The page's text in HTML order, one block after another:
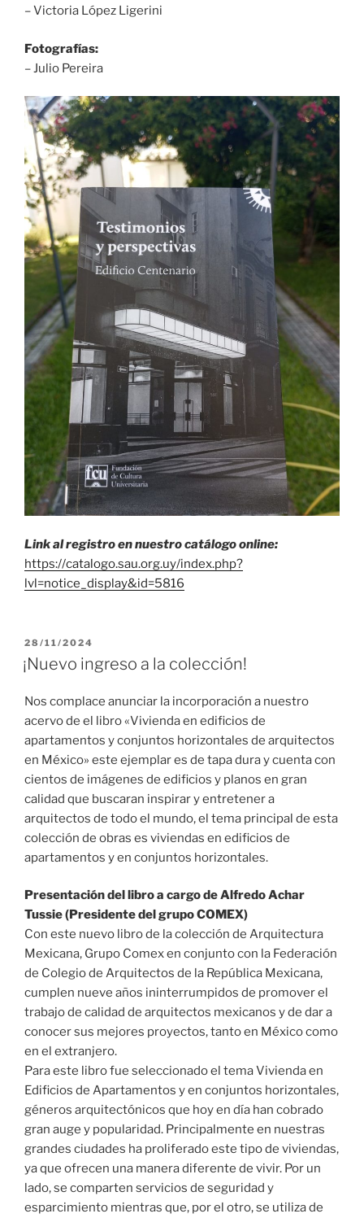
– Victoria López Ligerini
Fotografías:
– Julio Pereira
Link al registro en nuestro catálogo online:
https://catalogo.sau.org.uy/index.php?
lvl=notice_display&id=5816
PUBLICADO
EL
28/11/2024
¡Nuevo ingreso a la colección!
Nos complace anunciar la incorporación a nuestro
acervo de el libro «Vivienda en edificios de
apartamentos y conjuntos horizontales de arquitectos
en México» este ejemplar es de tapa dura y cuenta con
cientos de imágenes de edificios y planos en gran
calidad que buscaran inspirar y entretener a
arquitectos de todo el mundo, el tema principal de esta
colección de obras es viviendas en edificios de
apartamentos y en conjuntos horizontales.
Presentación del libro a cargo de Alfredo Achar
Tussie (Presidente del grupo COMEX)
Con este nuevo libro de la colección de Arquitectura
Mexicana, Grupo Comex en conjunto con la Federación
de Colegio de Arquitectos de la República Mexicana,
cumplen nueve años ininterrumpidos de promover el
trabajo de calidad de arquitectos mexicanos y de dar a
conocer sus mejores proyectos, tanto en México como
en el extranjero.
Para este libro fue seleccionado el tema Vivienda en
Edificios de Apartamentos y en conjuntos horizontales,
géneros arquitectónicos que hoy en día han cobrado
gran auge y popularidad. Principalmente en nuestras
grandes ciudades ha proliferado este tipo de viviendas,
ya que ofrecen una manera diferente de vivir. Por un
lado, se comparten servicios de seguridad y
esparcimiento mientras que, por el otro, se utiliza de